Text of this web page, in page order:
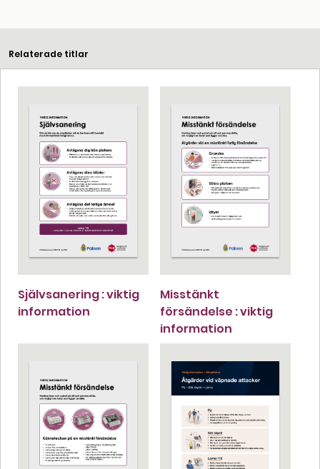
Relaterade titlar
Självsanering : viktig
information
Misstänkt
försändelse : viktig
information